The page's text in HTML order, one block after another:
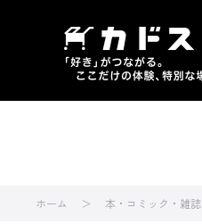
ホーム 本・コミック・雑誌